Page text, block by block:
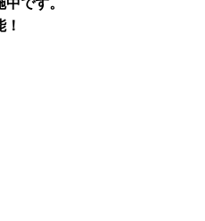
中です。